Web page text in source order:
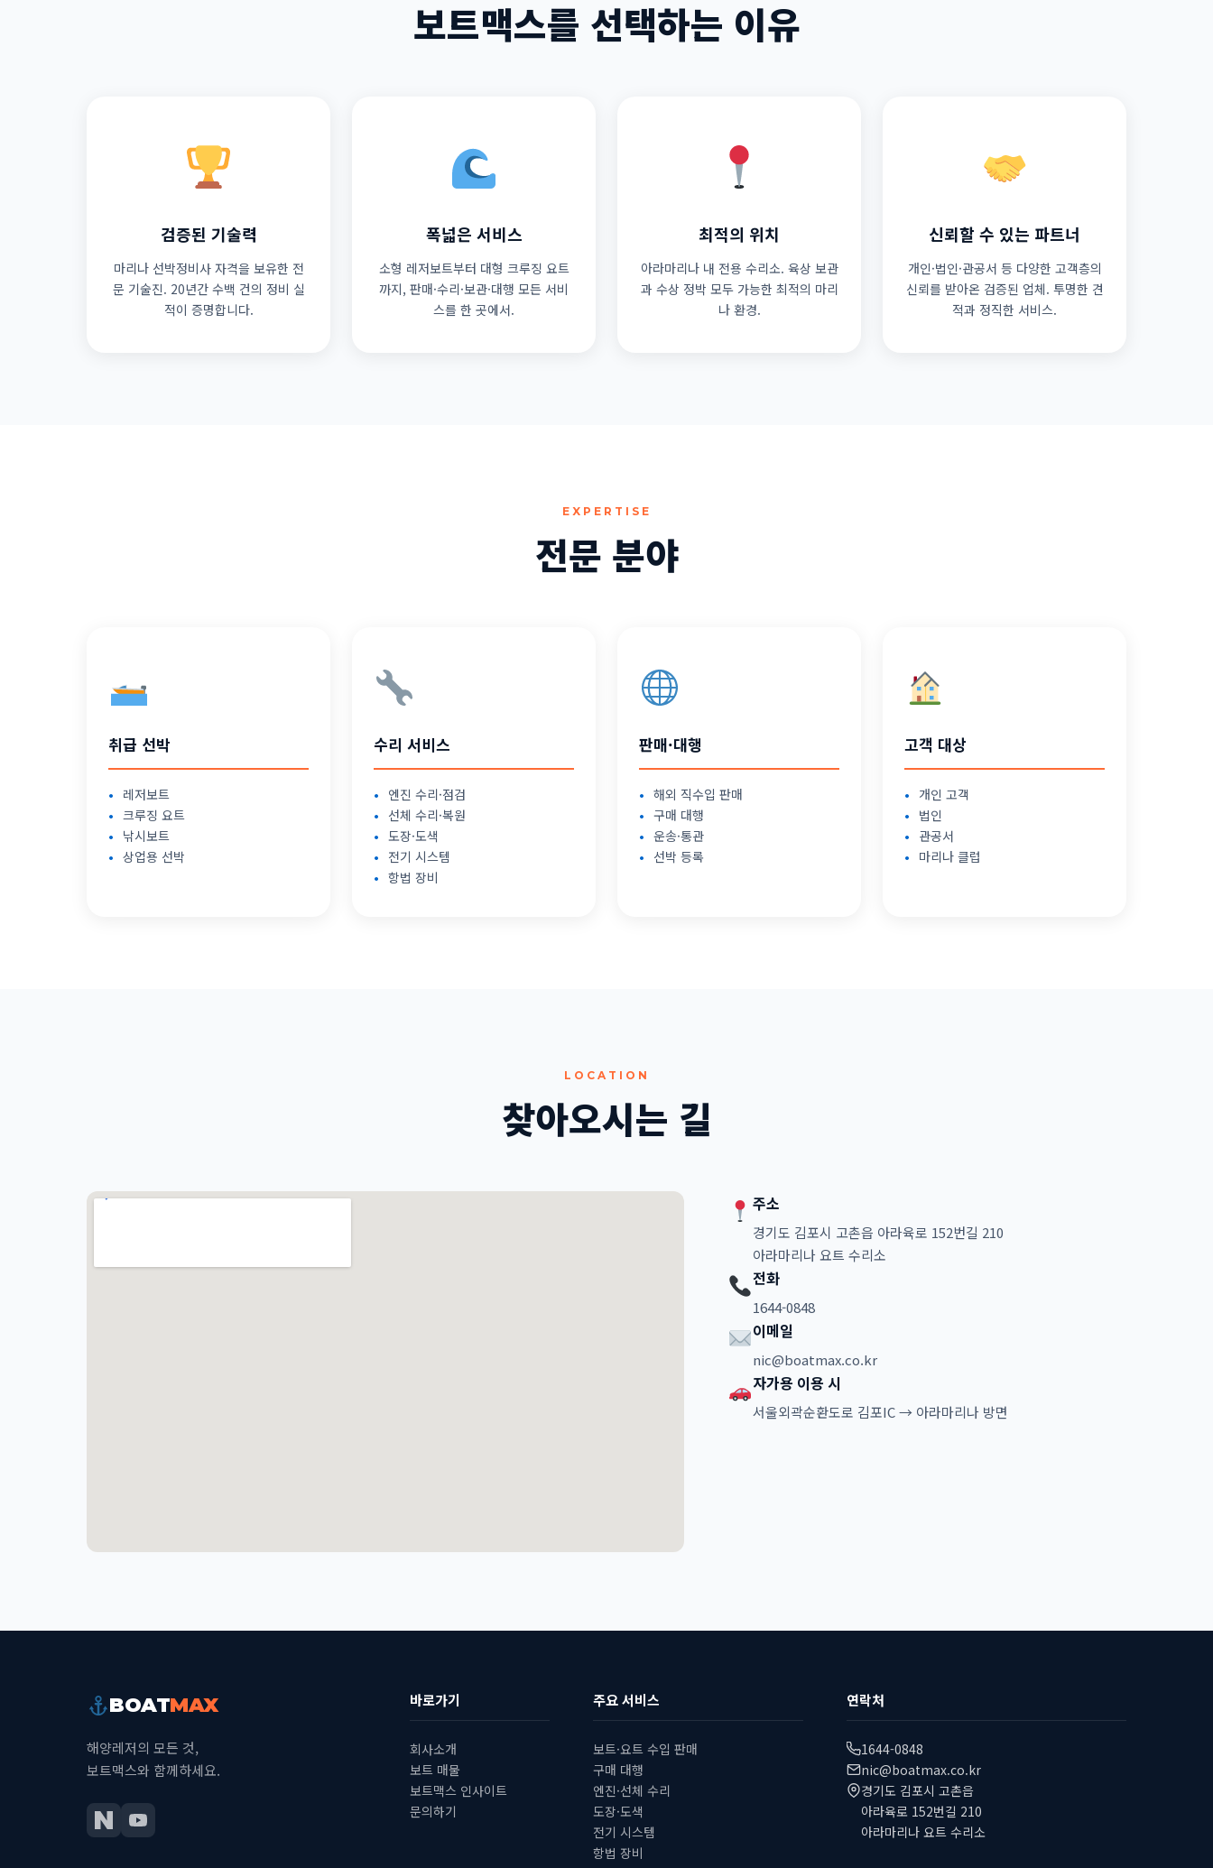
보트맥스를 선택하는 이유
검증된 기술력
마리나 선박정비사 자격을 보유한 전
문 기술진. 20년간 수백 건의 정비 실
적이 증명합니다.
폭넓은 서비스
소형 레저보트부터 대형 크루징 요트
까지, 판매·수리·보관·대행 모든 서비
스를 한 곳에서.
최적의 위치
아라마리나 내 전용 수리소. 육상 보관
과 수상 정박 모두 가능한 최적의 마리
나 환경.
신뢰할 수 있는 파트너
개인·법인·관공서 등 다양한 고객층의
신뢰를 받아온 검증된 업체. 투명한 견
적과 정직한 서비스.
EXPERTISE
전문 분야
취급 선박
레저보트
크루징 요트
낚시보트
상업용 선박
수리 서비스
엔진 수리·점검
선체 수리·복원
도장·도색
전기 시스템
항법 장비
판매·대행
해외 직수입 판매
구매 대행
운송·통관
선박 등록
고객 대상
개인 고객
법인
관공서
마리나 클럽
LOCATION
찾아오시는 길
주소
경기도 김포시 고촌읍 아라육로 152번길 210
아라마리나 요트 수리소
전화
1644-0848
이메일
nic@boatmax.co.kr
자가용 이용 시
서울외곽순환도로 김포IC → 아라마리나 방면
BOATMAX
해양레저의 모든 것,
보트맥스와 함께하세요.
바로가기
회사소개
보트 매물
보트맥스 인사이트
문의하기
주요 서비스
보트·요트 수입 판매
구매 대행
엔진·선체 수리
도장·도색
전기 시스템
항법 장비
연락처
1644-0848
nic@boatmax.co.kr
경기도 김포시 고촌읍
아라육로 152번길 210
아라마리나 요트 수리소